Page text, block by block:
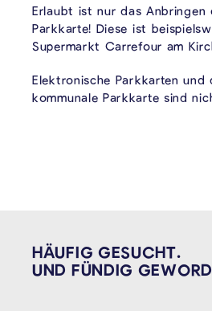
Erlaubt ist nur das Anbringen
Parkkarte! Diese ist
Supermarkt Carrefour am
Elektronische Parkkarten und
kommunale Parkkarte sind
HÄUFIG GESUCHT.
UND FÜNDIG